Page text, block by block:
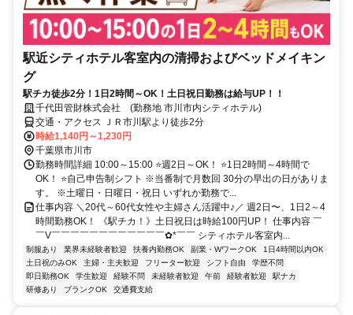
駅近シティホテル客室内の清掃およびベッドメイキン
グ
駅チカ徒歩2分！1日2時間～OK！土日祝日勤務は給与UP！！
千代田管財株式会社 (勤務地 市川市内シティホテル)
交通・アクセス ＪＲ市川駅より徒歩2分
時給1,140円～1,230円
千葉県市川市
勤務時間詳細 10:00～15:00 ⭐週2日～OK！ ⭐1日2時間～4時間で
OK！ ⭐自己申告制シフト ※当番制で月数回 30分の早出の日がありま
す。 ※土曜日・日曜日・祝日 いずれか勤務で...
仕事内容 ＼20代～60代女性や主婦さん活躍中♪／ 週2日〜、1日2～4
時間勤務OK！ 《駅チカ！》土日祝日は時給100円UP！ 仕事内容 ￣
￣V￣￣￣￣￣￣￣￣￣￣￣￣✿*￣￣ シティホテル客室内...
制服あり 業界未経験者歓迎 扶養内勤務OK 副業・WワークOK
1日4時間以内OK
土日祝のみOK
主婦・主夫歓迎 フリーター歓迎 シフト自由
学歴不問
即日勤務OK
学生歓迎 経験不問 未経験者歓迎 午前 経験者歓迎
駅ナカ
研修あり
ブランクOK 交通費支給